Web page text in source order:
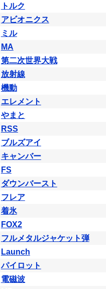
トルク
アビオニクス
ミル
MA
第二次世界大戦
放射線
機動
エレメント
やまと
RSS
ブルズアイ
キャンバー
FS
ダウンバースト
フレア
着氷
FOX2
フルメタルジャケット弾
Launch
パイロット
電磁波